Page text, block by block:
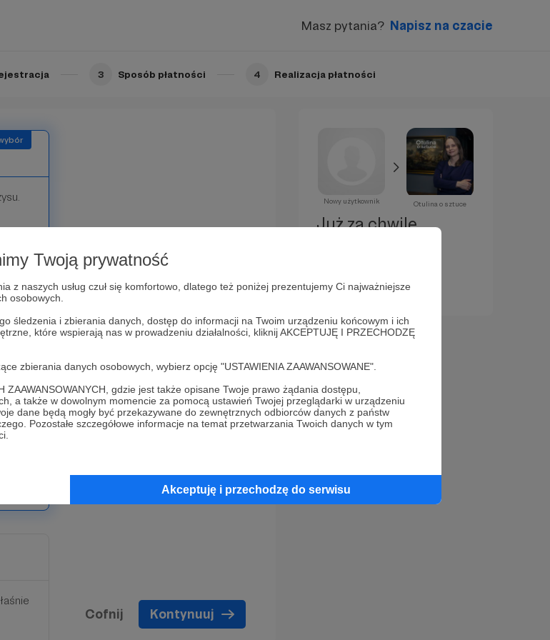
Twoją prywatność
z naszych usług czuł się komfortowo, dlatego też poniżej prezentujemy Ci najważniejsze
osobowych.
śledzenia i zbierania danych, dostęp do informacji na Twoim urządzeniu końcowym i ich
które wspierają nas w prowadzeniu działalności, kliknij AKCEPTUJĘ I PRZECHODZĘ
zbierania danych osobowych, wybierz opcję "USTAWIENIA ZAAWANSOWANE".
gdzie jest także opisane Twoje prawo żądania dostępu,
a także w dowolnym momencie za pomocą ustawień Twojej przeglądarki w urządzeniu
dane będą mogły być przekazywane do zewnętrznych odbiorców danych z państw
Pozostałe szczegółowe informacje na temat przetwarzania Twoich danych w tym
Akceptuję i przechodzę do serwisu
Masz pytania? Napisz na czacie
3 Sposób płatności 4 Realizacja płatności
na
Cofnij Kontynuuj
Nowy użytkownik Otulina o sztuce
Już za chwilę